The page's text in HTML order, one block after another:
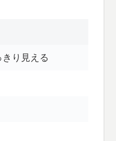
り見える